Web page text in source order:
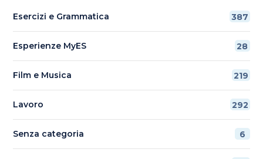
Esercizi e Grammatica 387
Esperienze MyES 28
Film e Musica 219
Lavoro 292
Senza categoria 6